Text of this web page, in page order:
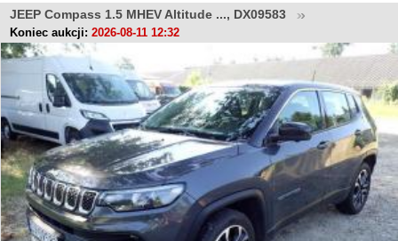
JEEP Compass 1.5 MHEV Altitude ..., DX09583
Koniec aukcji: 2026-08-11 12:32